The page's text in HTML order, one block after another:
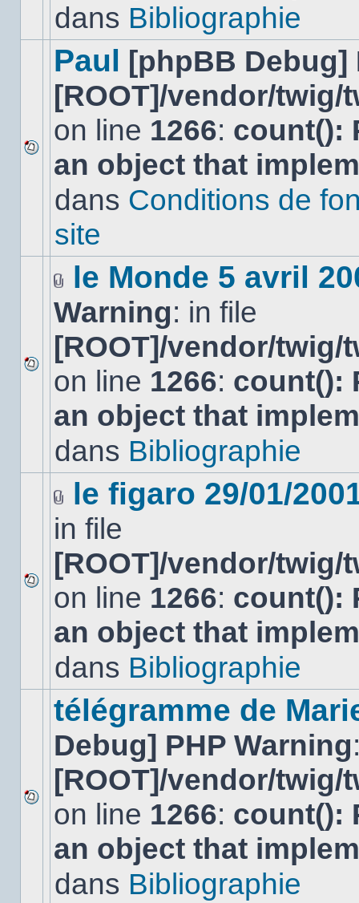
dansdans Bibliographie
Aucun
nouveau
message
non-
dans
Paul [phpBB Debug]
[ROOT]/vendor/
on line 1266: count():
an object that
dans Conditions de
site
Aucun
nouveau
message
non-
dans
joint(s)
le Monde 5 avril
Warning: in file
[ROOT]/vendor/
on line 1266: count():
an object that
dans Bibliographie
Aucun
nouveau
message
non-
dans
joint(s)
le figaro 29/01/
in file
[ROOT]/vendor/
on line 1266: count():
an object that
dans Bibliographie
Aucun
nouveau
message
non-
dans
télégramme de
Debug] PHP Warning
[ROOT]/vendor/
on line 1266: count():
an object that
dans Bibliographie